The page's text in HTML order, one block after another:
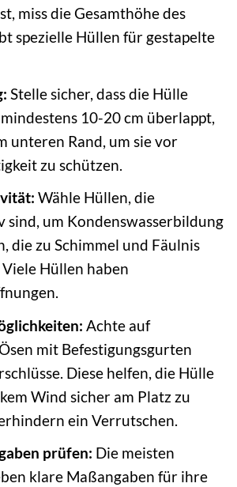
miss die Gesamthöhe des
spezielle Hüllen für gestapelte
Stelle sicher, dass die Hülle
10-20 cm überlappt,
unteren Rand, um sie vor
zu schützen.
Wähle Hüllen, die
sind, um Kondenswasserbildung
die zu Schimmel und Fäulnis
Hüllen haben
Achte auf
mit Befestigungsgurten
Diese helfen, die Hülle
Wind sicher am Platz zu
ein Verrutschen.
prüfen: Die meisten
klare Maßangaben für ihre